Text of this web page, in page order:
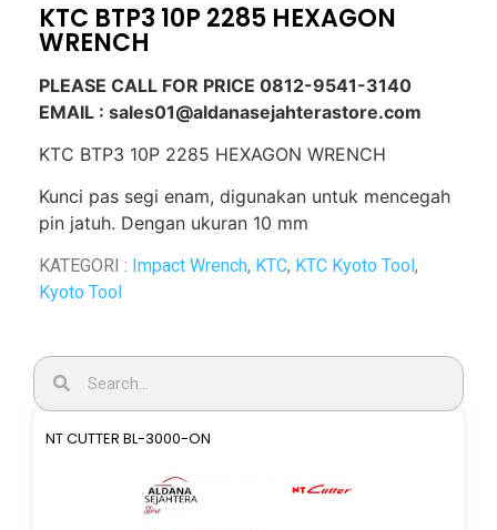
KTC BTP3 10P 2285 HEXAGON
WRENCH
PLEASE CALL FOR PRICE 0812-9541-3140
EMAIL : sales01@aldanasejahterastore.com
KTC BTP3 10P 2285 HEXAGON WRENCH
Kunci pas segi enam, digunakan untuk mencegah
pin jatuh. Dengan ukuran 10 mm
KATEGORI : Impact Wrench, KTC, KTC Kyoto Tool,
Kyoto Tool
NT CUTTER BL-3000-ON